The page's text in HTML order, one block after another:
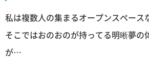
私は複数人の集まるオープンスペース
そこではおのおのが持ってる明晰夢の
が…